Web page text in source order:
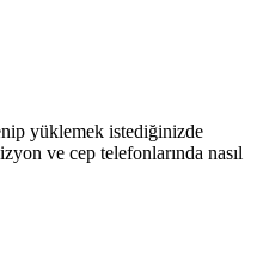
yüklemek istediğinizde
ve cep telefonlarında nasıl